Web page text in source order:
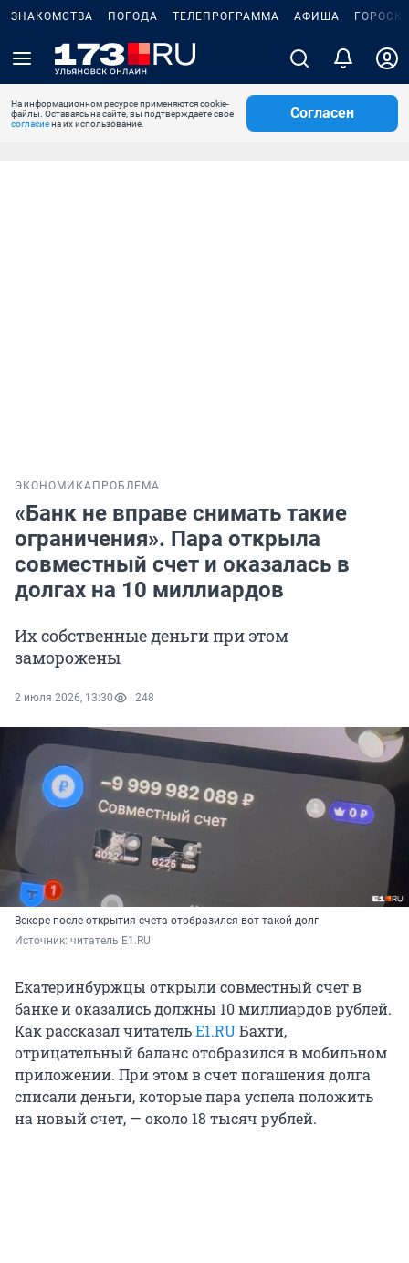
ЗНАКОМСТВА ПОГОДА ТЕЛЕПРОГРАММА АФИША
На информационном ресурсе применяются cookie-
файлы. Оставаясь на сайте, вы подтверждаете свое
согласиена их использование.
Согласен
ЭКОНОМИКА ПРОБЛЕМА
«Банк не вправе снимать такие
ограничения». Пара открыла
совместный счет и оказалась в
долгах на 10 миллиардов
Их собственные деньги при этом
заморожены
2 июля 2026, 13:30 248
Вскоре после открытия счета отобразился вот такой долг
Источник: читатель E1.RU
Екатеринбуржцы открыли совместный счет в
банке и оказались должны 10 миллиардов рублей.
Как рассказал читательE1.RUБахти,
отрицательный баланс отобразился в мобильном
приложении. При этом в счет погашения долга
списали деньги, которые пара успела положить
на новый счет, — около 18 тысяч рублей.